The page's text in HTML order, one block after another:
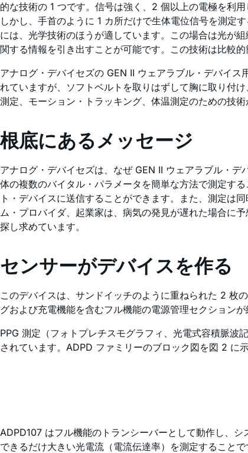
的な技術の 1 つです。信号は強く、2 個以上の電極を利
しかし、手首のように 1 カ所だけで生体電位信号を測定
には、光学技術のほうが適しています。この場合は光が
関する情報を引き出すことが可能です。この技術は比較
アナログ・デバイセズの GEN II ウェアラブル・デバイ
れていますが、ソフトベルトを取りはずして胸に取り付
測定、モーション・トラッキング、体温測定のための技
根底にあるメッセージ
アナログ・デバイセズは、なぜ GEN II ウェアラブル・
体の複数のバイタル・パラメータを簡単な方法で測定す
ト・デバイスに送信することができます。また、測定は
ム・プロバイダ、起業家は、病気の発見が遅れた場合に
探し求めています。
センサーがデバイスを作る
このデバイスは、サンドイッチのように重ねられた 2 枚
グおよび充電機能を含むフル機能の電源管理セクション
PPG 測定（フォトプレチスモグラフィ、光電式容積脈波
されています。ADPD ファミリーのブロック図を図 2 に示
ADPD107 はフル機能のトランシーバーとして動作し、
できるだけ大きい光電流（電流伝達率）を測定すること